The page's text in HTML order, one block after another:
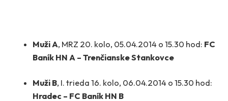
Muži A, MRZ 20. kolo, 05.04.2014 o 15.30 hod: FC
Baník HN A – Trenčianske Stankovce
Muži B, I. trieda 16. kolo, 06.04.2014 o 15.30 hod:
Hradec – FC Baník HN B